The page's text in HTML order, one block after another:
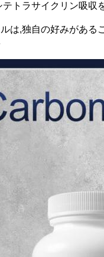
トラサイクリン吸
は,独自の好みがあ